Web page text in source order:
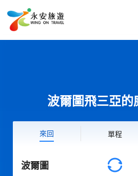
波爾圖飛三亞的
來回 單程
波爾圖